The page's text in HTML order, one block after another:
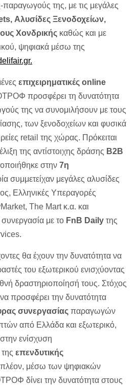
παραγωγούς της, με τις μεγάλες
Αλυσίδες Ξενοδοχείων,
Χονδρικής καθώς και με
ψηφιακά μέσω της
επιχειρηματικές online
προσφέρει τη δυνατότητα
της να συνομιλήσουν με τους
των ξενοδοχείων και φυσικά
retail της χώρας. Πρόκειται
της αντίστοιχης δράσης B2B
στην 7η
συμμετείχαν μεγάλες αλυσίδες
Ελληνικές Υπεραγορές
The Mart κ.α. και
με το FnB Daily της
θα έχουν την δυνατότητα να
του εξωτερικού ενισχύοντας
δραστηριοποίησή τους. Στόχος
να προσφέρει την δυνατότητα
συνεργασίας παραγωγών
από Ελλάδα και εξωτερικό,
ενίσχυση
της επενδυτικής
μέσω των ψηφιακών
δίνει την δυνατότητα στους